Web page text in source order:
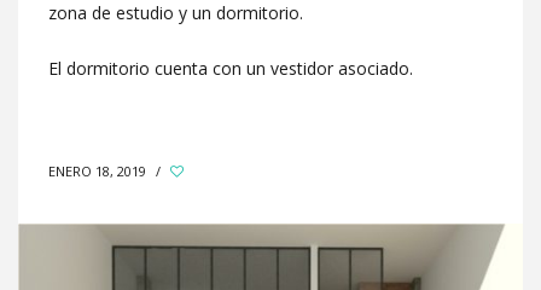
zona de estudio y un dormitorio.
El dormitorio cuenta con un vestidor asociado.
ENERO 18, 2019 /